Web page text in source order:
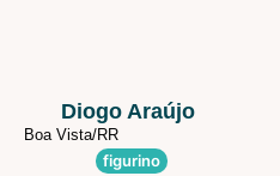
EstadoDiogo Araújo
Boa Vista/RR
figurino